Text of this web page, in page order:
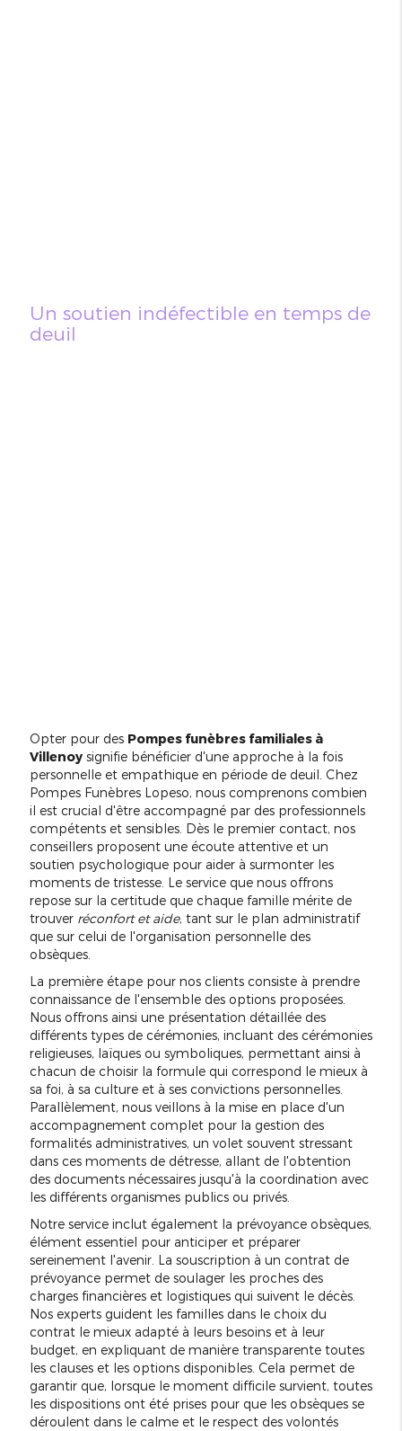
Un soutien indéfectible en temps de
deuil
Opter pour des Pompes funèbres familiales à
Villenoysignifie bénéficier d'une approche à la fois
personnelle et empathique en période de deuil. Chez
Pompes Funèbres Lopeso, nous comprenons combien
il est crucial d'être accompagné par des professionnels
compétents et sensibles. Dès le premier contact, nos
conseillers proposent une écoute attentive et un
soutien psychologique pour aider à surmonter les
moments de tristesse. Le service que nous offrons
repose sur la certitude que chaque famille mérite de
trouver réconfort et aide, tant sur le plan administratif
que sur celui de l'organisation personnelle des
obsèques.
La première étape pour nos clients consiste à prendre
connaissance de l'ensemble des options proposées.
Nous offrons ainsi une présentation détaillée des
différents types de cérémonies, incluant des cérémonies
religieuses, laïques ou symboliques, permettant ainsi à
chacun de choisir la formule qui correspond le mieux à
sa foi, à sa culture et à ses convictions personnelles.
Parallèlement, nous veillons à la mise en place d'un
accompagnement complet pour la gestion des
formalités administratives, un volet souvent stressant
dans ces moments de détresse, allant de l'obtention
des documents nécessaires jusqu'à la coordination avec
les différents organismes publics ou privés.
Notre service inclut également la prévoyance obsèques,
élément essentiel pour anticiper et préparer
sereinement l'avenir. La souscription à un contrat de
prévoyance permet de soulager les proches des
charges financières et logistiques qui suivent le décès.
Nos experts guident les familles dans le choix du
contrat le mieux adapté à leurs besoins et à leur
budget, en expliquant de manière transparente toutes
les clauses et les options disponibles. Cela permet de
garantir que, lorsque le moment difficile survient, toutes
les dispositions ont été prises pour que les obsèques se
déroulent dans le calme et le respect des volontés